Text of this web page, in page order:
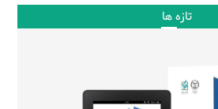
تازه ها